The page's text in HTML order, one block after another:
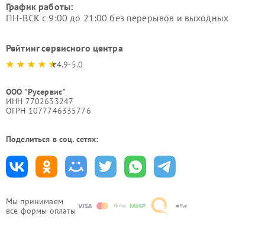
Мы принимаем
все формы оплаты
График работы:
ПН-ВСК с 9:00 до 21:00 без перерывов и выходных
Рейтинг сервисного центра
4.9-5.0
ООО "Русервис"
ИНН 7702633247
ОГРН 1077746335776
Поделиться в соц. сетях: